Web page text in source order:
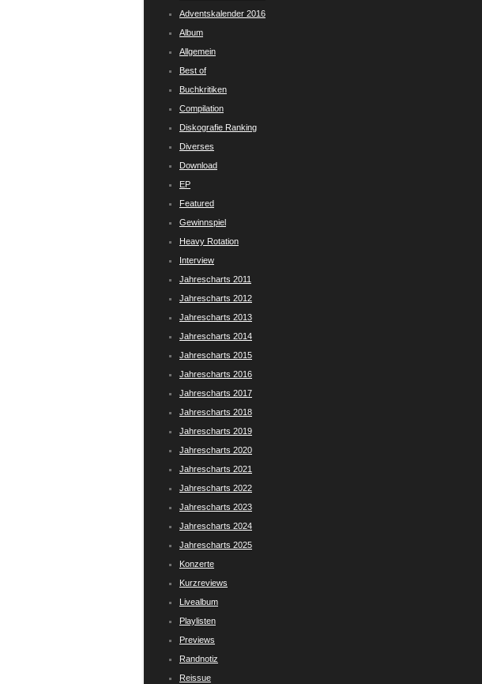
Adventskalender 2016
Album
Allgemein
Best of
Buchkritiken
Compilation
Diskografie Ranking
Diverses
Download
EP
Featured
Gewinnspiel
Heavy Rotation
Interview
Jahrescharts 2011
Jahrescharts 2012
Jahrescharts 2013
Jahrescharts 2014
Jahrescharts 2015
Jahrescharts 2016
Jahrescharts 2017
Jahrescharts 2018
Jahrescharts 2019
Jahrescharts 2020
Jahrescharts 2021
Jahrescharts 2022
Jahrescharts 2023
Jahrescharts 2024
Jahrescharts 2025
Konzerte
Kurzreviews
Livealbum
Playlisten
Previews
Randnotiz
Reissue